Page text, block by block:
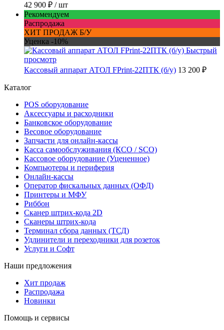
42 900 ₽ / шт
Рекомендуем
Распродажа
ХИТ ПРОДАЖ Б/У
Уценка -10%
Быстрый
просмотр
Кассовый аппарат АТОЛ FPrint-22ПТК (б/у) 13 200 ₽
Каталог
POS оборудование
Аксессуары и расходники
Банковское оборудование
Весовое оборудование
Запчасти для онлайн-кассы
Касса самообслуживания (КСО / SCO)
Кассовое оборудование (Уцененное)
Компьютеры и периферия
Онлайн-кассы
Оператор фискальных данных (ОФД)
Принтеры и МФУ
Риббон
Сканер штрих-кода 2D
Сканеры штрих-кода
Терминал сбора данных (ТСД)
Удлинители и переходники для розеток
Услуги и Софт
Наши предложения
Хит продаж
Распродажа
Новинки
Помощь и сервисы